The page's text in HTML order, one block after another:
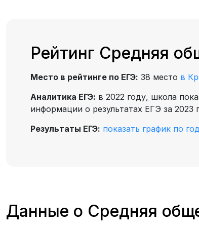
Рейтинг Средняя
Место в рейтинге по ЕГЭ: 38 место в
Аналитика ЕГЭ: в 2022 году, школа
информации о результатах ЕГЭ за 2023
Результаты ЕГЭ: показать график по
Данные о Средняя